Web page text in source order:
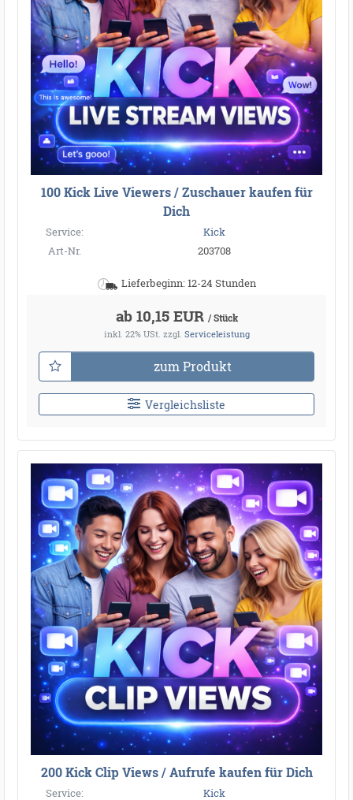
100 Kick Live Viewers / Zuschauer kaufen für
Dich
Service:
Kick
Art-Nr.
203708
Lieferbeginn: 12-24 Stunden
ab 10,15 EUR / Stück
inkl. 22% USt. zzgl. Serviceleistung
zum Produkt
Vergleichsliste
200 Kick Clip Views / Aufrufe kaufen für Dich
Service: Kick